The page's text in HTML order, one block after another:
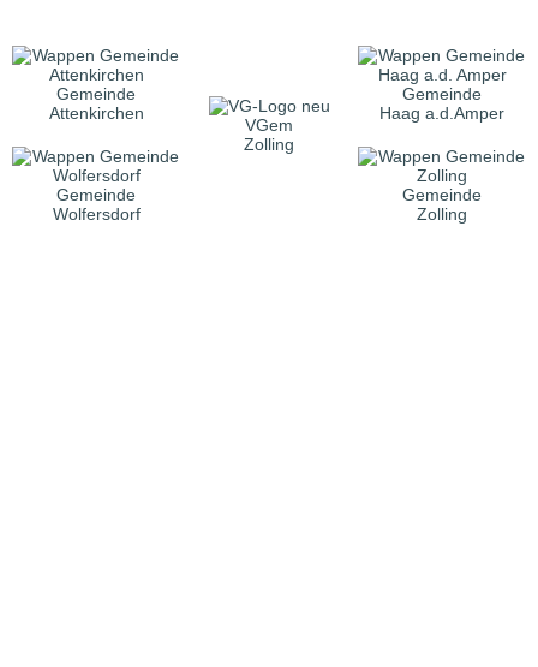
Gemeinde
Attenkirchen
VGem
Zolling
Gemeinde
Haag a.d.Amper
Gemeinde
Wolfersdorf
Gemeinde
Zolling